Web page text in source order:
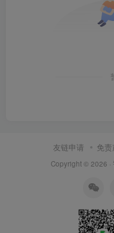
友链申请 免
Copyright © 2026 ·